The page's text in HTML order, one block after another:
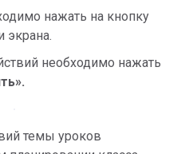
экрана.
необходимо нажать
темы уроков